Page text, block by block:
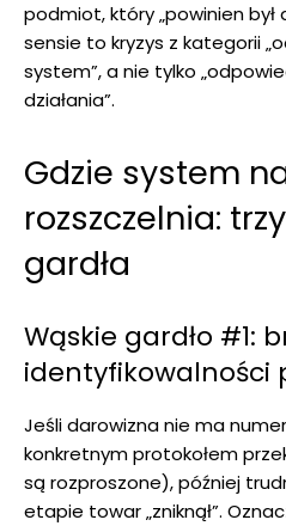
podmiot, który „powinien był
sensie to kryzys z kategorii
system”, a nie tylko
działania”.
Gdzie system
rozszczelnia:
gardła
Wąskie gardło #1:
identyfikowalności
Jeśli darowizna nie ma
konkretnym protokołem
są rozproszone), później
etapie towar „zniknął”.